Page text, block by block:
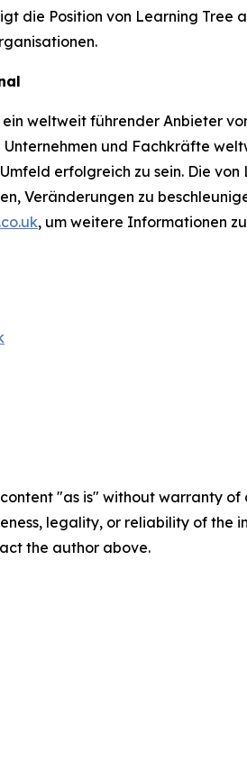
die Position von Learning
ein weltweit führender Anbieter
und Fachkräfte
erfolgreich zu sein. Die
Veränderungen zu
, um weitere Informationen
content "as is" without warranty
legality, or reliability of
the author above.